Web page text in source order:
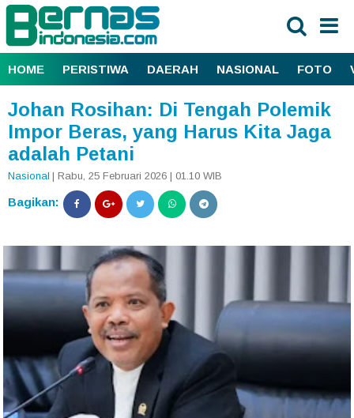
HOME PERISTIWA DAERAH NASIONAL FOTO
Johan Rosihan: Di Tengah Polemik
Impor Beras, yang Harus Kita Jaga
adalah Petani
Nasional | Rabu, 25 Februari 2026 | 01.10 WIB
Bagikan: